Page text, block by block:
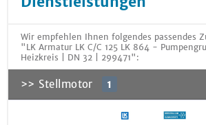
Wir empfehlen Ihnen folgendes passendes
"LK Armatur LK C/C 125 LK 864 -
Heizkreis | DN 32 | 299471":
>> Stellmotor 1